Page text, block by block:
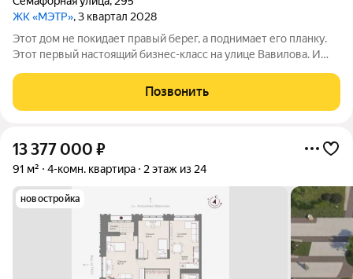
ЖК «МЭТР», 3 квартал 2028
Этот дом не покидает правый берег, а поднимает его планку.
Этот первый настоящий бизнес-класс на улице Вавилова. И
панорамных окон. Обязывает
Позвонить
13 377 000 ₽
91 м² 4-комн. квартира 2 этаж из 24
новостройка